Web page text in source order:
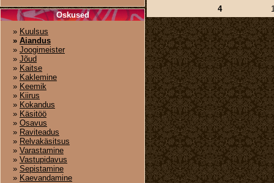
4
Oskused
» Kuulsus
» Aiandus
» Joogimeister
» Jõud
» Kaitse
» Kaklemine
» Keemik
» Kiirus
» Kokandus
» Käsitöö
» Osavus
» Raviteadus
» Relvakäsitsus
» Varastamine
» Vastupidavus
» Sepistamine
» Kaevandamine